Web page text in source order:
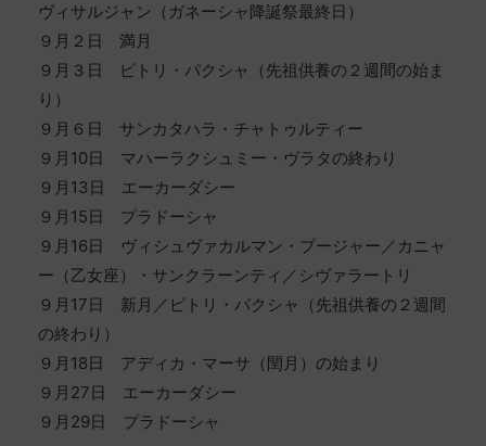
ヴィサルジャン（ガネーシャ降誕祭最終日）
９月２日 満月
９月３日 ピトリ・パクシャ（先祖供養の２週間の始ま
り）
９月６日 サンカタハラ・チャトゥルティー
９月10日 マハーラクシュミー・ヴラタの終わり
９月13日 エーカーダシー
９月15日 プラドーシャ
９月16日 ヴィシュヴァカルマン・プージャー／カニャ
ー（乙女座）・サンクラーンティ／シヴァラートリ
９月17日 新月／ピトリ・パクシャ（先祖供養の２週間
の終わり）
９月18日 アディカ・マーサ（閏月）の始まり
９月27日 エーカーダシー
９月29日 プラドーシャ